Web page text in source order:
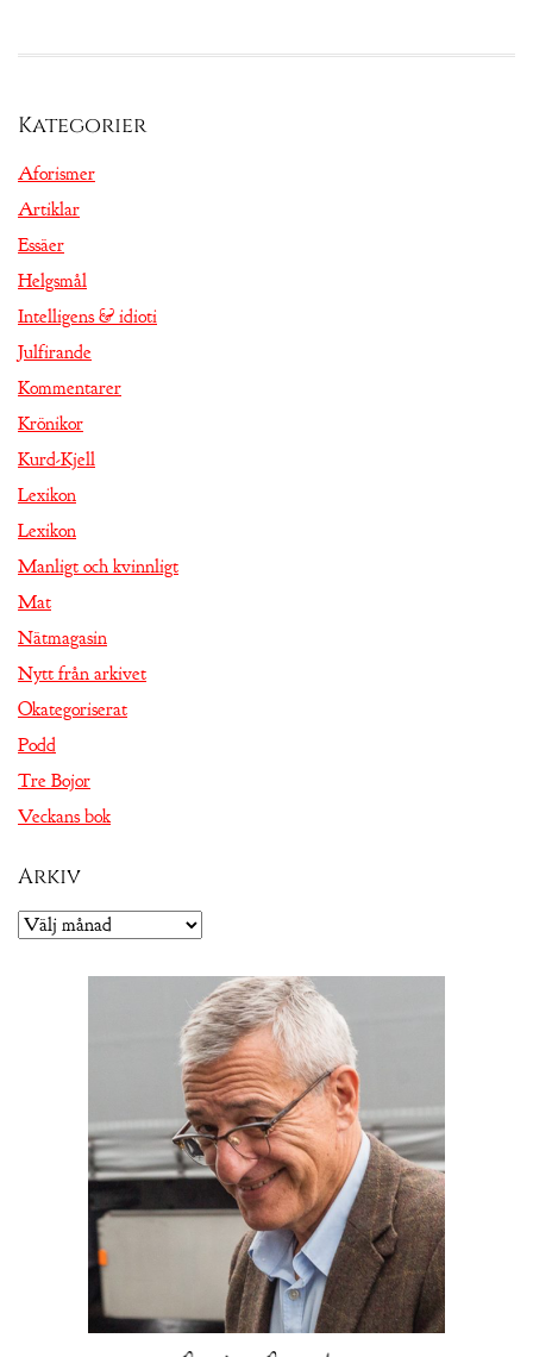
Kategorier
Aforismer
Artiklar
Essäer
Helgsmål
Intelligens & idioti
Julfirande
Kommentarer
Krönikor
Kurd-Kjell
Lexikon
Lexikon
Manligt och kvinnligt
Mat
Nätmagasin
Nytt från arkivet
Okategoriserat
Podd
Tre Bojor
Veckans bok
Arkiv
Arkiv